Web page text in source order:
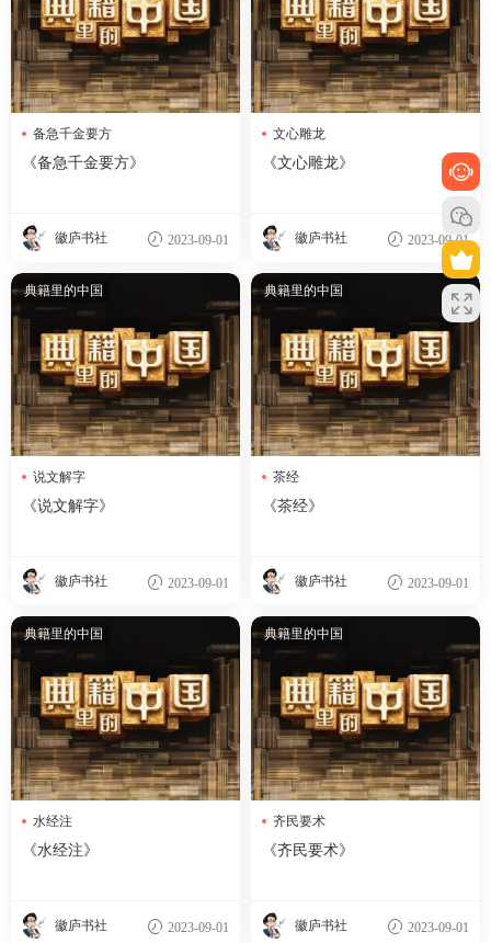
备急千金要方
《备急千金要方》
徽庐书社 2023-09-01
文心雕龙
《文心雕龙》
徽庐书社 2023-09-01
典籍里的中国
说文解字
《说文解字》
徽庐书社 2023-09-01
典籍里的中国
茶经
《茶经》
徽庐书社 2023-09-01
典籍里的中国
水经注
《水经注》
徽庐书社 2023-09-01
典籍里的中国
齐民要术
《齐民要术》
徽庐书社 2023-09-01